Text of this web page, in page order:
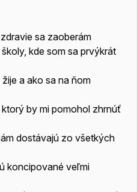
sa zaoberám
kde som sa prvýkrát
a ako sa na ňom
by mi pomohol zhrnúť
dostávajú zo všetkých
koncipované veľmi